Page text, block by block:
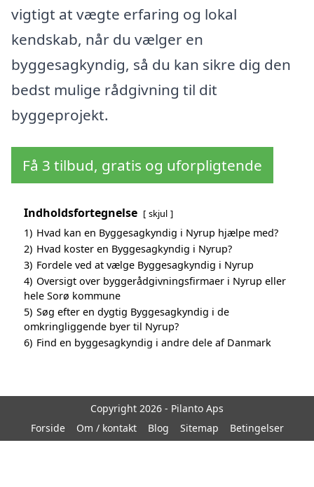
vigtigt at vægte erfaring og lokal
kendskab, når du vælger en
byggesagkyndig, så du kan sikre dig den
bedst mulige rådgivning til dit
byggeprojekt.
Få 3 tilbud, gratis og uforpligtende
Indholdsfortegnelse skjul
1) Hvad kan en Byggesagkyndig i Nyrup hjælpe med?
2) Hvad koster en Byggesagkyndig i Nyrup?
3) Fordele ved at vælge Byggesagkyndig i Nyrup
4) Oversigt over byggerådgivningsfirmaer i Nyrup eller
hele Sorø kommune
5) Søg efter en dygtig Byggesagkyndig i de
omkringliggende byer til Nyrup?
6) Find en byggesagkyndig i andre dele af Danmark
Copyright 2026 - Pilanto Aps
Forside
Om / kontakt Blog Sitemap Betingelser